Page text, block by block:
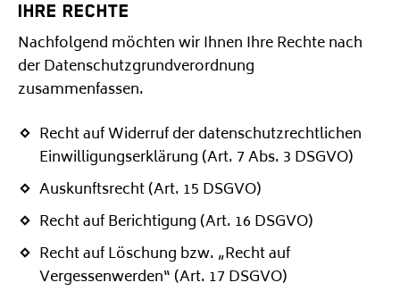
IHRE RECHTE
Nachfolgend möchten wir Ihnen Ihre Rechte nach
der Datenschutzgrundverordnung
zusammenfassen.
Recht auf Widerruf der datenschutzrechtlichen
Einwilligungserklärung (Art. 7 Abs. 3 DSGVO)
Auskunftsrecht (Art. 15 DSGVO)
Recht auf Berichtigung (Art. 16 DSGVO)
Recht auf Löschung bzw. „Recht auf
Vergessenwerden“ (Art. 17 DSGVO)